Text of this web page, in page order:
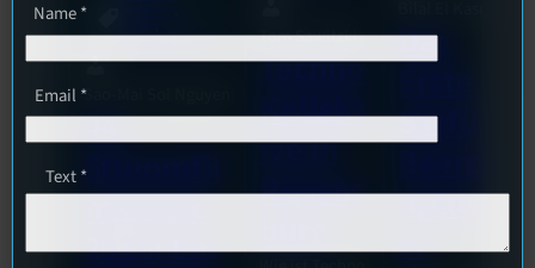
Veranstaltungen
Sao-Mai Sol Nguyen
44.
Stummfil
mwoche
2026: Ein
Tom Sawitzki
Techno
Kollekt
ive in
Regens
Das
Stufu
ngturni
er
Name*
Email *
Text*